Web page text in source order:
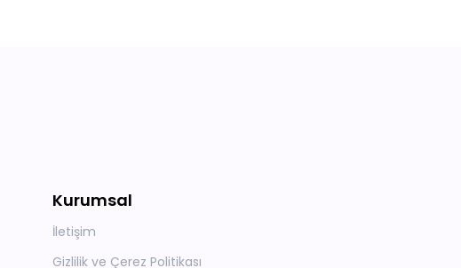
Kurumsal
İletişim
Gizlilik ve Çerez Politikası